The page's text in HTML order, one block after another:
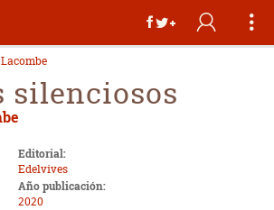
silenciosos
Editorial:
Edelvives
Año publicación:
2020